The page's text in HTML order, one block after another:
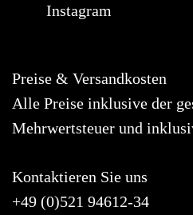
Instagram
Preise & Versandkosten
Alle Preise inklusive der
Mehrwertsteuer und
Kontaktieren Sie uns
+49 (0)521 94612-34
Um Ihr Erlebnis auf
verbessern, verwenden
benötigen wir Ihre